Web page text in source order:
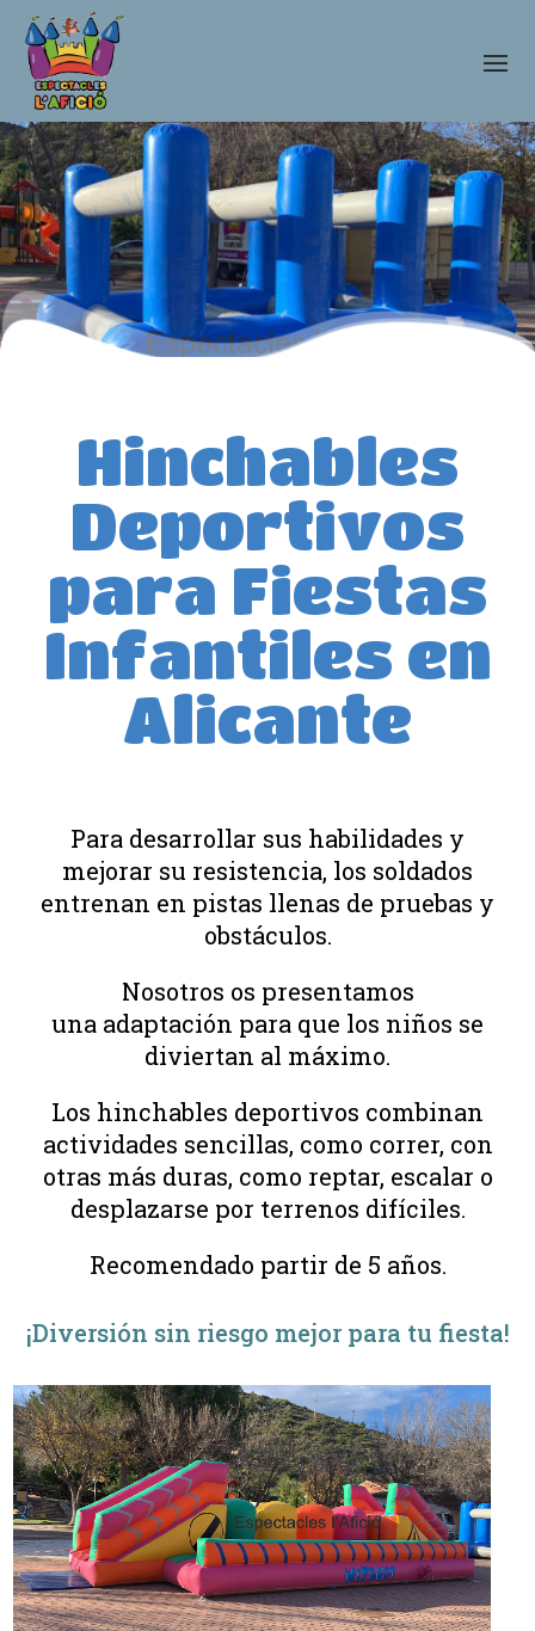
Hinchables
Deportivos
para Fiestas
Infantiles en
Alicante
Para desarrollar sus habilidades y
mejorar su resistencia, los soldados
entrenan en pistas llenas de pruebas y
obstáculos.
Nosotros os presentamos
una adaptación para que los niños se
diviertan al máximo.
Los hinchables deportivos combinan
actividades sencillas, como correr, con
otras más duras, como reptar, escalar o
desplazarse por terrenos difíciles.
Recomendado partir de 5 años.
¡Diversión sin riesgo mejor para tu fiesta!